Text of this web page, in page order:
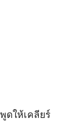
ดให้เคลียร์